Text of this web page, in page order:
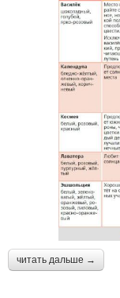
читать дальше →